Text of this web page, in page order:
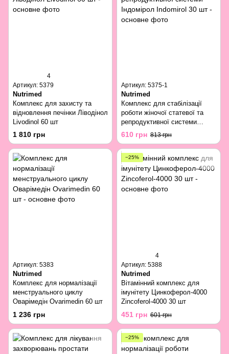
4
Артикул: 5379
Nutrimed
Комплекс для захисту та
відновлення печінки Ліводінол
Livodinol 60 шт
1 810 грн
Артикул: 5375-1
Nutrimed
Комплекс для стабілізації
роботи жіночої статевої та
репродуктивної системи
Індомірол Indomirol 30 шт
610 грн 813 грн
Артикул: 5383
Nutrimed
Комплекс для нормалізації
менструального циклу
Оварімедін Ovarimedin 60 шт
1 236 грн
−25%
4
Артикул: 5388
Nutrimed
Вітамінний комплекс для
імунітету Цинкоферол-4000
Zincoferol-4000 30 шт
451 грн 601 грн
−25%